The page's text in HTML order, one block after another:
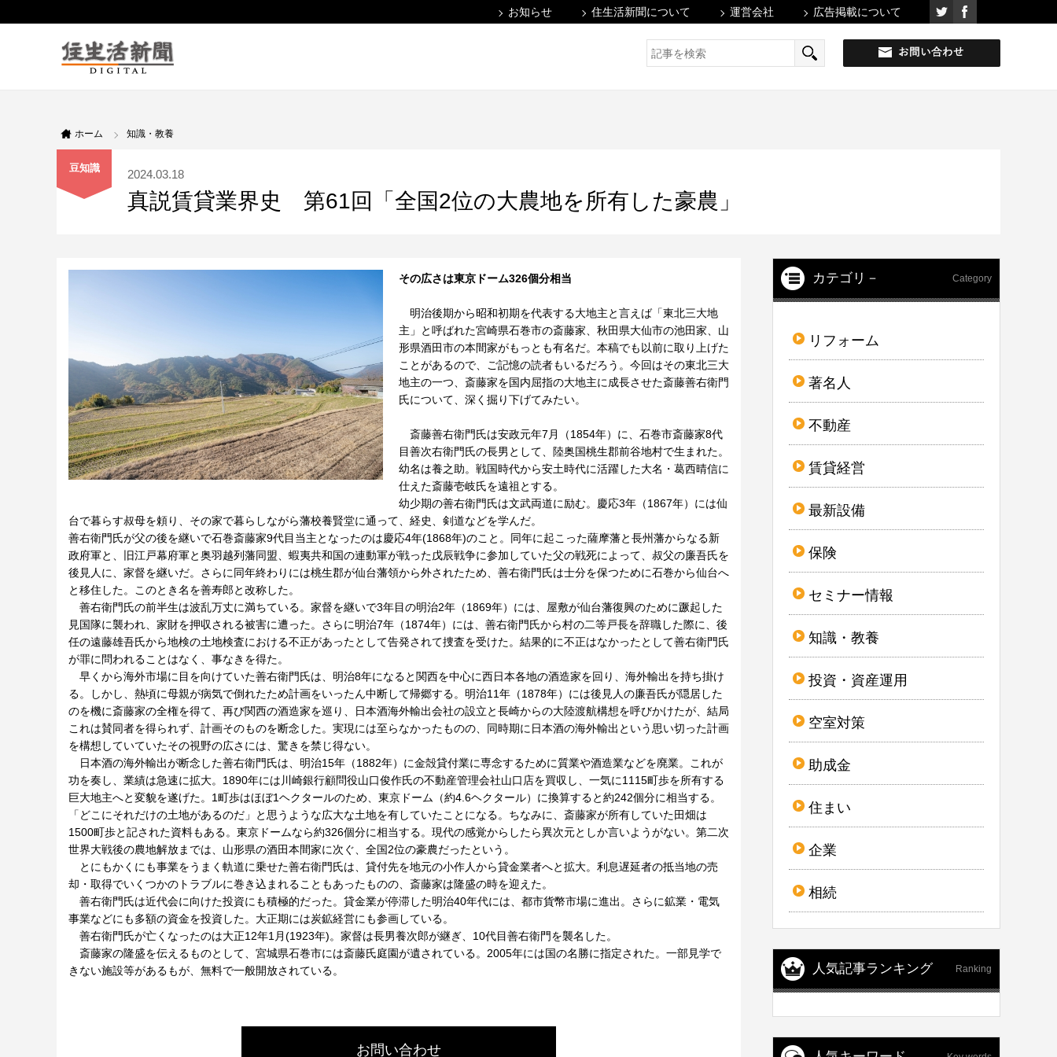
お知らせ 住生活新聞について 運営会社 広告掲載について
ホーム 知識・教養
豆知識 2024.03.18
真説賃貸業界史 第61回「全国2位の大農地を所有した豪農」
その広さは東京ドーム326個分相当
明治後期から昭和初期を代表する大地主と言えば「東北三大地
主」と呼ばれた宮崎県石巻市の斎藤家、秋田県大仙市の池田家、山
形県酒田市の本間家がもっとも有名だ。本稿でも以前に取り上げた
ことがあるので、ご記憶の読者もいるだろう。今回はその東北三大
地主の一つ、斎藤家を国内屈指の大地主に成長させた斎藤善右衛門
氏について、深く掘り下げてみたい。
斎藤善右衛門氏は安政元年7月（1854年）に、石巻市斎藤家8代
目善次右衛門氏の長男として、陸奥国桃生郡前谷地村で生まれた。
幼名は養之助。戦国時代から安土時代に活躍した大名・葛西晴信に
仕えた斎藤壱岐氏を遠祖とする。
幼少期の善右衛門氏は文武両道に励む。慶応3年（1867年）には仙
台で暮らす叔母を頼り、その家で暮らしながら藩校養賢堂に通って、経史、剣道などを学んだ。
善右衛門氏が父の後を継いで石巻斎藤家9代目当主となったのは慶応4年(1868年)のこと。同年に起こった薩摩藩と長州藩からなる新
政府軍と、旧江戸幕府軍と奥羽越列藩同盟、蝦夷共和国の連動軍が戦った戊辰戦争に参加していた父の戦死によって、叔父の廉吾氏を
後見人に、家督を継いだ。さらに同年終わりには桃生郡が仙台藩領から外されたため、善右衛門氏は士分を保つために石巻から仙台へ
と移住した。このとき名を善寿郎と改称した。
善右衛門氏の前半生は波乱万丈に満ちている。家督を継いで3年目の明治2年（1869年）には、屋敷が仙台藩復興のために蹶起した
見国隊に襲われ、家財を押収される被害に遭った。さらに明治7年（1874年）には、善右衛門氏から村の二等戸長を辞職した際に、後
任の遠藤雄吾氏から地検の土地検査における不正があったとして告発されて捜査を受けた。結果的に不正はなかったとして善右衛門氏
が罪に問われることはなく、事なきを得た。
早くから海外市場に目を向けていた善右衛門氏は、明治8年になると関西を中心に西日本各地の酒造家を回り、海外輸出を持ち掛け
る。しかし、熱頃に母親が病気で倒れたため計画をいったん中断して帰郷する。明治11年（1878年）には後見人の廉吾氏が隠居した
のを機に斎藤家の全権を得て、再び関西の酒造家を巡り、日本酒海外輸出会社の設立と長崎からの大陸渡航構想を呼びかけたが、結局
これは賛同者を得られず、計画そのものを断念した。実現には至らなかったものの、同時期に日本酒の海外輸出という思い切った計画
を構想していていたその視野の広さには、驚きを禁じ得ない。
日本酒の海外輸出が断念した善右衛門氏は、明治15年（1882年）に金殻貸付業に専念するために質業や酒造業などを廃業。これが
功を奏し、業績は急速に拡大。1890年には川崎銀行顧問役山口俊作氏の不動産管理会社山口店を買収し、一気に1115町歩を所有する
巨大地主へと変貌を遂げた。1町歩はほぼ1ヘクタールのため、東京ドーム（約4.6ヘクタール）に換算すると約242個分に相当する。
「どこにそれだけの土地があるのだ」と思うような広大な土地を有していたことになる。ちなみに、斎藤家が所有していた田畑は
1500町歩と記された資料もある。東京ドームなら約326個分に相当する。現代の感覚からしたら異次元としか言いようがない。第二次
世界大戦後の農地解放までは、山形県の酒田本間家に次ぐ、全国2位の豪農だったという。
とにもかくにも事業をうまく軌道に乗せた善右衛門氏は、貸付先を地元の小作人から貸金業者へと拡大。利息遅延者の抵当地の売
却・取得でいくつかのトラブルに巻き込まれることもあったものの、斎藤家は隆盛の時を迎えた。
善右衛門氏は近代会に向けた投資にも積極的だった。貸金業が停滞した明治40年代には、都市貨幣市場に進出。さらに鉱業・電気
事業などにも多額の資金を投資した。大正期には炭鉱経営にも参画している。
善右衛門氏が亡くなったのは大正12年1月(1923年)。家督は長男養次郎が継ぎ、10代目善右衛門を襲名した。
斎藤家の隆盛を伝えるものとして、宮城県石巻市には斎藤氏庭園が遺されている。2005年には国の名勝に指定された。一部見学で
きない施設等があるもが、無料で一般開放されている。
お問い合わせ
カテゴリ－ Category
リフォーム
著名人
不動産
賃貸経営
最新設備
保険
セミナー情報
知識・教養
投資・資産運用
空室対策
助成金
住まい
企業
相続
人気記事ランキング Ranking